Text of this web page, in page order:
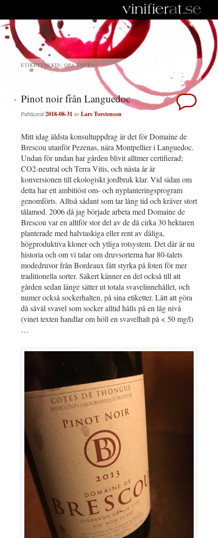
ETIKETTARKIV: OPA TSUPA
Pinot noir från Languedoc
Publicerat2018-08-31 avLars Torstenson
Mitt idag äldsta konsultuppdrag är det för Domaine de
Brescou utanför Pezenas, nära Montpellier i Languedoc.
Undan för undan har gården blivit alltmer certifierad;
CO2-neutral och Terra Vitis, och nästa år är
konversionen till ekologiskt jordbruk klar. Vid sidan om
detta har ett ambitiöst om- och nyplanteringsprogram
genomförts. Alltså sådant som tar lång tid och kräver stort
tålamod. 2006 då jag började arbeta med Domaine de
Brescou var en alltför stor del av de då cirka 30 hektaren
planterade med halvtaskiga eller rent av dåliga,
högproduktiva kloner och ytliga rotsystem. Det där är nu
historia och om vi talar om druvsorterna har 80-talets
modedruvor från Bordeaux fått styrka på foten för mer
traditionella sorter. Säkert känner en del också till att
gården sedan länge sätter ut totala svavelinnehållet, och
numer också sockerhalten, på sina etiketter. Lätt att göra
då såväl svavel som socker alltid hålls på en låg nivå
(vinet texten handlar om höll en svavelhalt på < 50 mg/l)
…